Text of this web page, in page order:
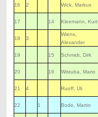
16 2 Wick, Markus
17 14 Kleemann, Kurt
18 3
Wiens,
Alexander
19 15 Schmidt, Dirk
20 16 Wistuba, Mario
21 4 Ruoff, Uli
22 1 Bode, Martin